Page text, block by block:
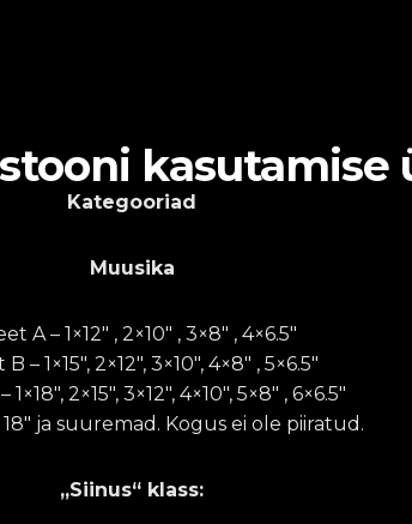
Kategooriad
Muusika
A – 1×12″ , 2×10″ , 3×8″ , 4×6.5″
– 1×15″, 2×12″, 3×10″, 4×8″ , 5×6.5″
2×15″, 3×12″, 4×10″, 5×8″ , 6×6.5″
ja suuremad. Kogus ei ole piiratud.
„Siinus“ klass: